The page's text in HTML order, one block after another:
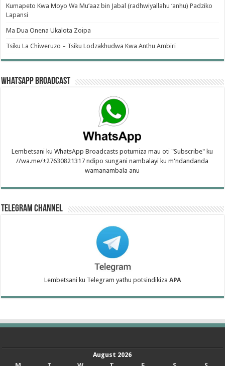
Kumapeto Kwa Moyo Wa Mu’aaz bin Jabal (radhwiyallahu ‘anhu) Padziko
Lapansi
Ma Dua Onena Ukalota Zoipa
Tsiku La Chiweruzo – Tsiku Lodzakhudwa Kwa Anthu Ambiri
WhatsApp Broadcast
Lembetsani ku WhatsApp Broadcasts potumiza mau oti "Subscribe" ku
//wa.me/±27630821317 ndipo sungani nambalayi ku m'ndandanda
wamanambala anu
Telegram Channel
Lembetsani ku Telegram yathu potsindikiza APA
August 2026